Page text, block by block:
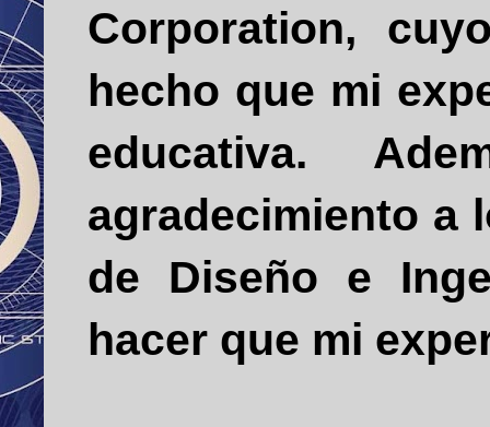
Corporation,
hecho que mi
educativa.
agradecimiento a
de Diseño e
hacer que mi